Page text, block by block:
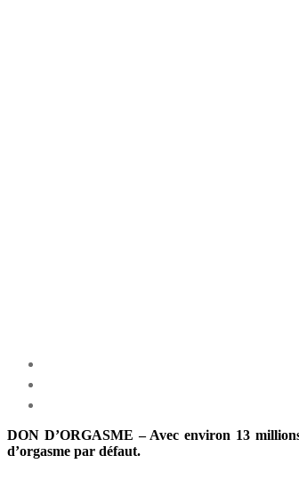
DON D’ORGASME – Avec environ 13
d’orgasme par défaut.